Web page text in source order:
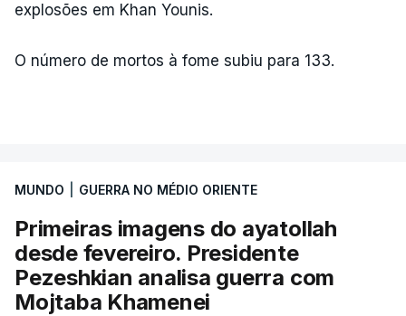
explosões em Khan Younis.
O número de mortos à fome subiu para 133.
MUNDO GUERRA NO MÉDIO ORIENTE
Primeiras imagens do ayatollah
desde fevereiro. Presidente
Pezeshkian analisa guerra com
Mojtaba Khamenei